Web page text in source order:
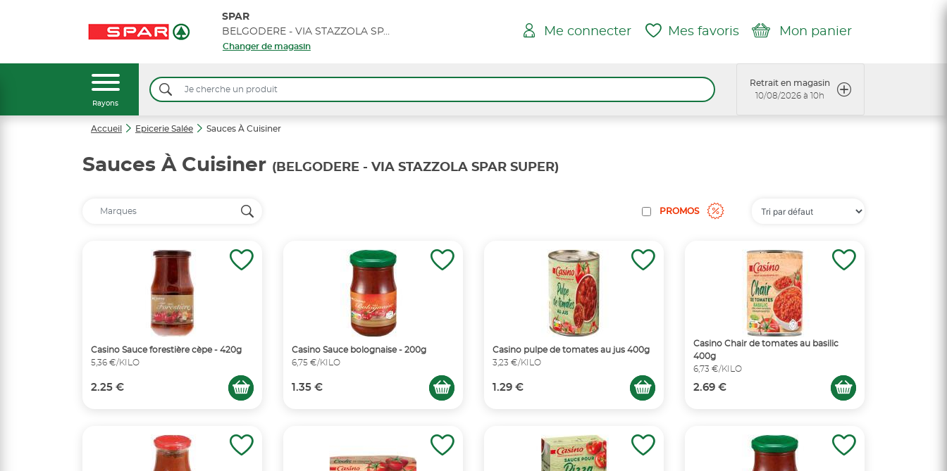
SPAR
BELGODERE - VIA STAZZOLA SPAR SUPER
Changer de magasin
Me connecter Mes favoris Mon panier
Rayons
Retrait en magasin
10/08/2026 à 10h
Accueil Epicerie Salée Sauces À Cuisiner
Sauces À Cuisiner (BELGODERE - VIA STAZZOLA SPAR SUPER)
PROMOS
Casino Sauce forestière cèpe - 420g
5,36 €/KILO
2.25 €
Casino Sauce bolognaise - 200g
6,75 €/KILO
1.35 €
Casino pulpe de tomates au jus 400g
3,23 €/KILO
1.29 €
Casino Chair de tomates au basilic
400g
6,73 €/KILO
2.69 €